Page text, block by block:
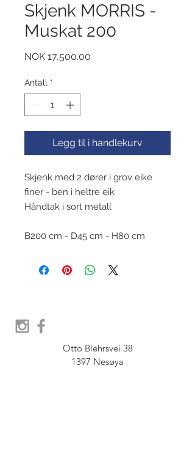
Skjenk MORRIS -
Muskat 200
NOK 17,500.00
Antall *
Legg til i handlekurv
Skjenk med 2 dører i grov eike
finer - ben i heltre eik
Håndtak i sort metall
B200 cm - D45 cm - H80 cm
Otto Blehrsvei 38
1397 Nesøya